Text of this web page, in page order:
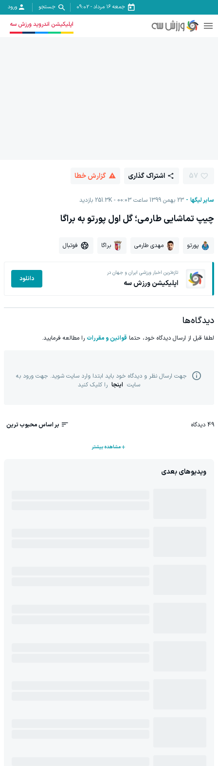
جمعه ۱۶ مرداد -
09:02 جستجو ورود
اپلیکیشن اندروید ورزش سه
سایر لیگها 23 بهمن 1399 ساعت 00:03 251.3K بازدید
57 اشتراک گذاری گزارش خطا
چیپ تماشایی طارمی؛ گل اول پورتو به براگا
پورتو مهدی طارمی براگا فوتبال
تازه‌ترین اخبار ورزشی ایران و جهان در
اپلیکیشن ورزش سه دانلود
دیدگاه‌ها
لطفا قبل از ارسال دیدگاه خود، حتما قوانین و مقررات را مطالعه فرمایید.
جهت ارسال نظر و دیدگاه خود باید ابتدا وارد سایت شوید. جهت ورود به
سایت اینجا را کلیک کنید
49 دیدگاه بر اساس محبوب ترین
مشاهده بیشتر
ویدیوهای بعدی